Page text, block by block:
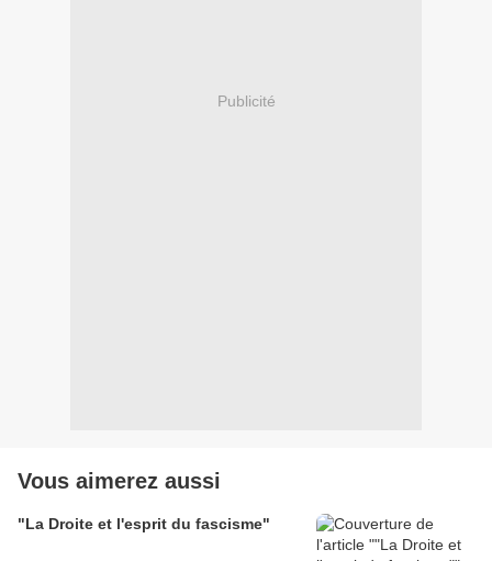
Publicité
Vous aimerez aussi
"La Droite et l'esprit du fascisme"